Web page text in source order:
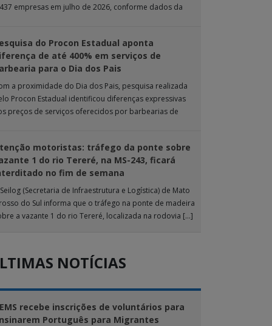
empresas em julho de 2026, conforme dados da
do Procon Estadual aponta
de até 400% em serviços de
para o Dia dos Pais
a proximidade do Dia dos Pais, pesquisa realizada
Procon Estadual identificou diferenças expressivas
preços de serviços oferecidos por barbearias de
motoristas: tráfego da ponte sobre
1 do rio Tereré, na MS-243, ficará
no fim de semana
(Secretaria de Infraestrutura e Logística) de Mato
do Sul informa que o tráfego na ponte de madeira
a vazante 1 do rio Tereré, localizada na rodovia […]
NOTÍCIAS
recebe inscrições de voluntários para
Português para Migrantes